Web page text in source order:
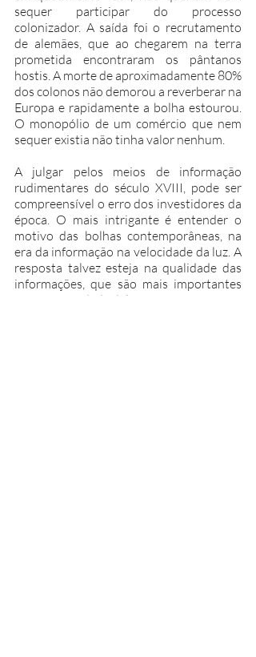
sequer participar do processo
colonizador. A saída foi o recrutamento
de alemães, que ao chegarem na terra
prometida encontraram os pântanos
hostis. A morte de aproximadamente 80%
dos colonos não demorou a reverberar na
Europa e rapidamente a bolha estourou.
O monopólio de um comércio que nem
sequer existia não tinha valor nenhum.
A julgar pelos meios de informação
rudimentares do século XVIII, pode ser
compreensível o erro dos investidores da
época. O mais intrigante é entender o
motivo das bolhas contemporâneas, na
era da informação na velocidade da luz. A
resposta talvez esteja na qualidade das
informações, que são mais importantes
que a quantidade delas.